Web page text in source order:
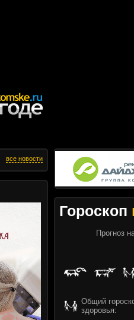
все новости
Гороскоп
Прогноз
Общий
здоровья: